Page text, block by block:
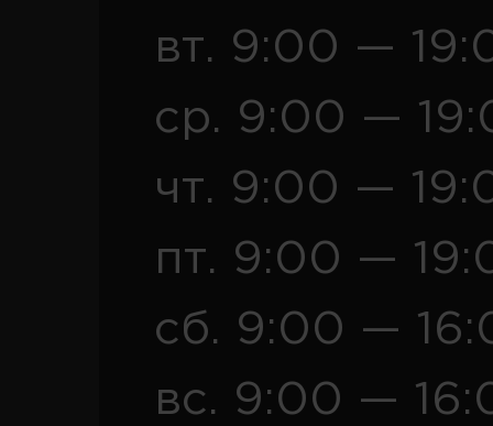
вт. 9:00 —
ср. 9:00 —
чт. 9:00 —
пт. 9:00 —
сб. 9:00 —
вс. 9:00 —